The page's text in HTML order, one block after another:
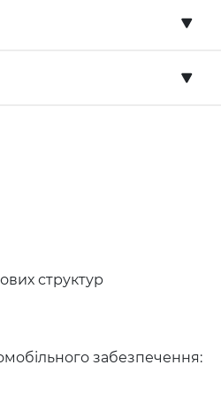
структур
забезпечення: